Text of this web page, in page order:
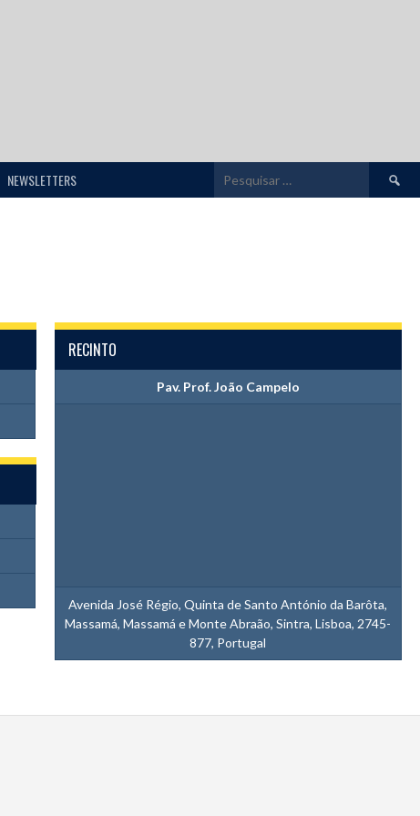
NEWSLETTERS
por:
RECINTO
Pav. Prof. João Campelo
Avenida José Régio, Quinta de Santo António da Barôta,
Massamá, Massamá e Monte Abraão, Sintra, Lisboa, 2745-
877, Portugal